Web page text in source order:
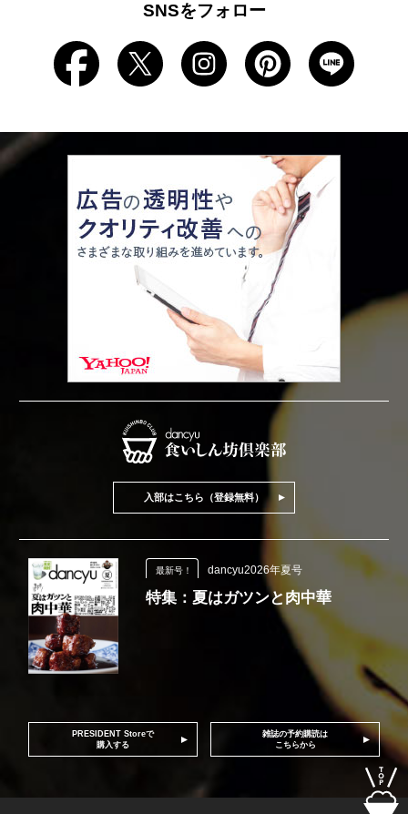
SNSをフォロー
入部はこちら（登録無料）
最新号！ dancyu2026年夏号
特集：夏はガツンと肉中華
PRESIDENT Storeで
購入する
雑誌の予約購読は
こちらから